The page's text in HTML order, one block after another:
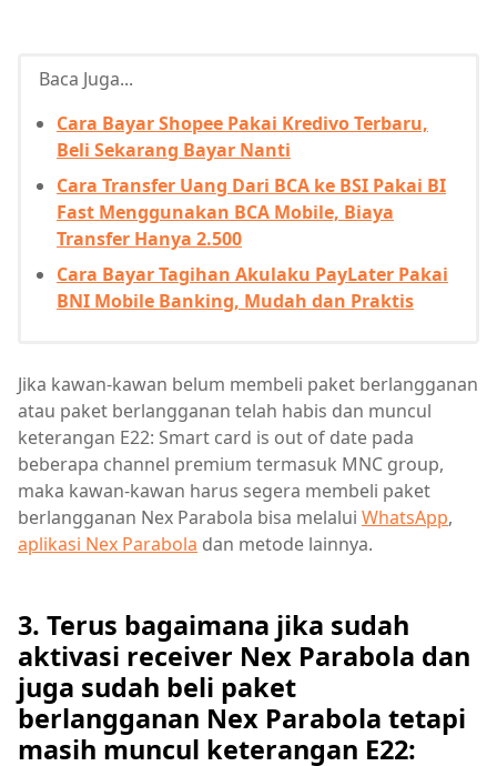
Baca Juga...
Cara Bayar Shopee Pakai Kredivo Terbaru,
Beli Sekarang Bayar Nanti
Cara Transfer Uang Dari BCA ke BSI Pakai BI
Fast Menggunakan BCA Mobile, Biaya
Transfer Hanya 2.500
Cara Bayar Tagihan Akulaku PayLater Pakai
BNI Mobile Banking, Mudah dan Praktis
Jika kawan-kawan belum membeli paket berlangganan
atau paket berlangganan telah habis dan muncul
keterangan E22: Smart card is out of date pada
beberapa channel premium termasuk MNC group,
maka kawan-kawan harus segera membeli paket
berlangganan Nex Parabola bisa melalui WhatsApp,
aplikasi Nex Parabola dan metode lainnya.
3. Terus bagaimana jika sudah
aktivasi receiver Nex Parabola dan
juga sudah beli paket
berlangganan Nex Parabola tetapi
masih muncul keterangan E22: